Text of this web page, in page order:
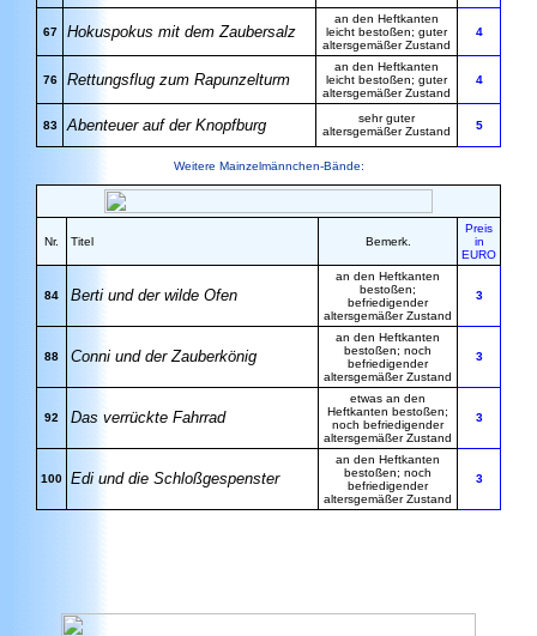
67 Hokuspokus mit dem Zaubersalz
an den Heftkanten
leicht bestoßen; guter
altersgemäßer Zustand
4
76 Rettungsflug zum Rapunzelturm
an den Heftkanten
leicht bestoßen; guter
altersgemäßer Zustand
4
83 Abenteuer auf der Knopfburg
sehr guter
altersgemäßer Zustand
5
Weitere Mainzelmännchen-Bände:
Nr. Titel Bemerk.
Preis
in
EURO
84 Berti und der wilde Ofen
an den Heftkanten
bestoßen;
befriedigender
altersgemäßer Zustand
3
88 Conni und der Zauberkönig
an den Heftkanten
bestoßen; noch
befriedigender
altersgemäßer Zustand
3
92 Das verrückte Fahrrad
etwas an den
Heftkanten bestoßen;
noch befriedigender
altersgemäßer Zustand
3
100 Edi und die Schloßgespenster
an den Heftkanten
bestoßen; noch
befriedigender
altersgemäßer Zustand
3